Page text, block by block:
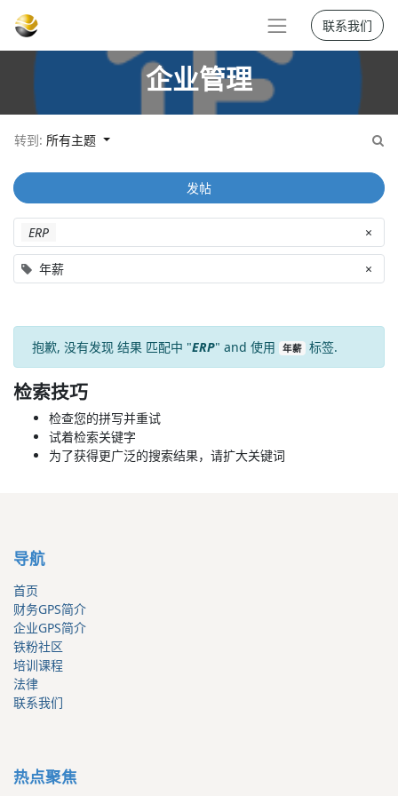
联系我们
企业管理
转到: 所有主题
ERP ×
年薪 ×
发帖
抱歉, 没有发现 结果 匹配中 "ERP" and 使用 年薪 标签.
检索技巧
检查您的拼写并重试
试着检索关键字
为了获得更广泛的搜索结果，请扩大关键词
导航
首页
财务GPS简介
企业GPS简介
铁粉社区
培训课程
法律
联系我们
热点聚焦